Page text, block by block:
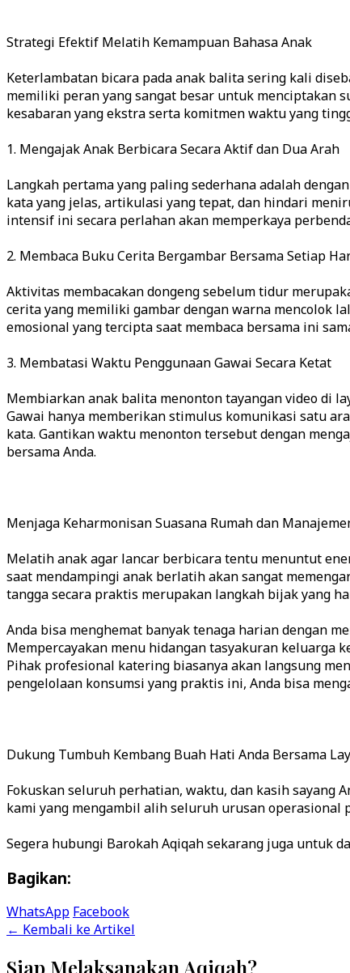
Strategi Efektif Melatih Kemampuan Bahasa Anak
Keterlambatan bicara pada anak balita sering kali
memiliki peran yang sangat besar untuk menciptakan
kesabaran yang ekstra serta komitmen waktu yang
1. Mengajak Anak Berbicara Secara Aktif dan Dua Arah
Langkah pertama yang paling sederhana adalah
kata yang jelas, artikulasi yang tepat, dan hindari
intensif ini secara perlahan akan memperkaya
2. Membaca Buku Cerita Bergambar Bersama Setiap
Aktivitas membacakan dongeng sebelum tidur
cerita yang memiliki gambar dengan warna mencolok
emosional yang tercipta saat membaca bersama ini
3. Membatasi Waktu Penggunaan Gawai Secara Ketat
Membiarkan anak balita menonton tayangan video di
Gawai hanya memberikan stimulus komunikasi satu
kata. Gantikan waktu menonton tersebut dengan
bersama Anda.
Menjaga Keharmonisan Suasana Rumah dan
Melatih anak agar lancar berbicara tentu menuntut
saat mendampingi anak berlatih akan sangat
tangga secara praktis merupakan langkah bijak yang
Anda bisa menghemat banyak tenaga harian dengan
Mempercayakan menu hidangan tasyakuran keluarga
Pihak profesional katering biasanya akan langsung
pengelolaan konsumsi yang praktis ini, Anda bisa
Dukung Tumbuh Kembang Buah Hati Anda Bersama
Fokuskan seluruh perhatian, waktu, dan kasih sayang
kami yang mengambil alih seluruh urusan
Bagikan:
WhatsApp Facebook
← Kembali ke Artikel
Siap Melaksanakan Aqiqah?